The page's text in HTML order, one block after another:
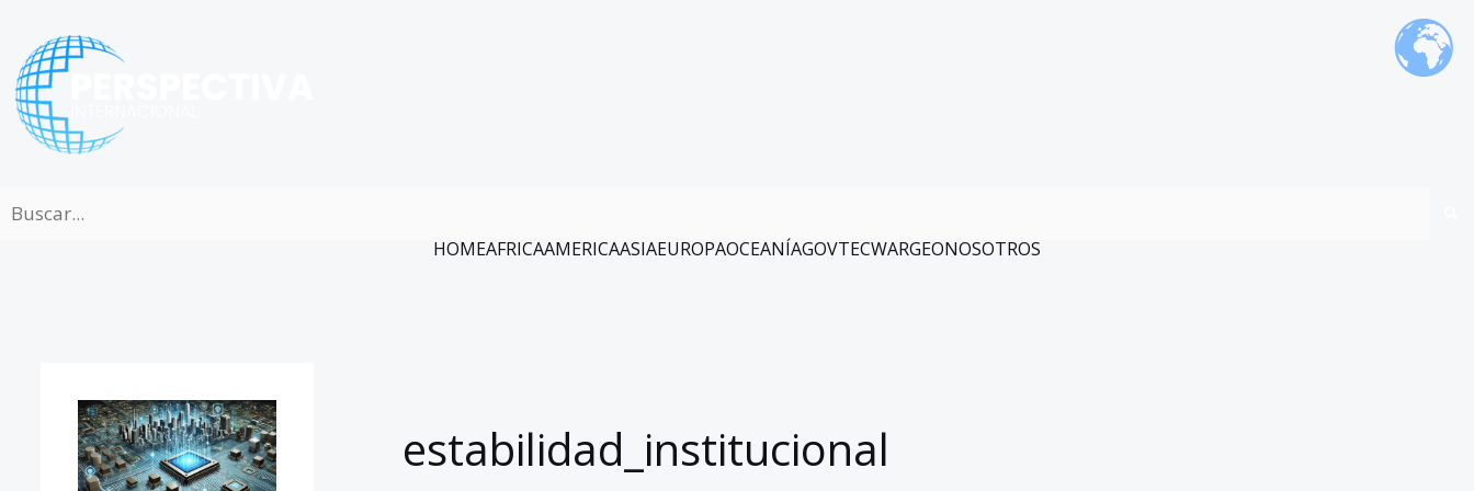
contenido
HOMEAFRICAAMERICAASIAEUROPAOCEANÍAGOVTECWARGEONOSOTROS
estabilidad_institucional